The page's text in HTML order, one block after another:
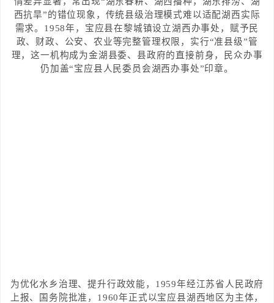
西抗旱”的错位现象，传统县级治理模式难以适配湖西实际
需求。1958年，宝应县在黎城镇设立湖西办事处，赋予民
政、财政、公安、农业等完整管理权限，实行“准县级”管
理，这一机构成为金湖县委、县政府的直接前身，民众办事
仍加盖“宝应县人民委员会湖西办事处”印章。
为优化水乡治理、提升行政效能，1959年经江苏省人民政府
上报、国务院批准，1960年正式以宝应县湖西地区为主体，